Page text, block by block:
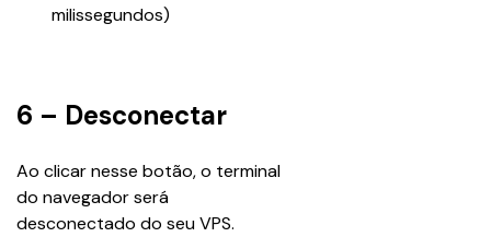
milissegundos)
6 – Desconectar
Ao clicar nesse botão, o terminal
do navegador será
desconectado do seu VPS.